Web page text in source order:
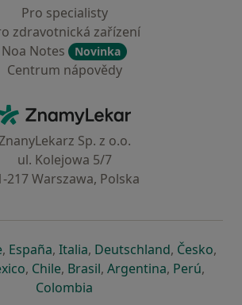
Pro specialisty
zdravotnická zařízení
Noa Notes
Novinka
Centrum nápovědy
ZnamyLekar - Hlavní stránka
Sp. z o.o.
ul. Kolejowa 5/7
217 Warszawa, Polska
v nové záložce
se otevře v nové záložce
, Españase otevře v nové záložce
, Italiase otevře v nové záložce
, Deutschlandse otevře v
, Českose
,
v nové záložce
se otevře v nové záložce
, Chilese otevře v nové záložce
, Brasilse otevře v nové
, Argentinase otevře v
, Perúse
,
Colombia